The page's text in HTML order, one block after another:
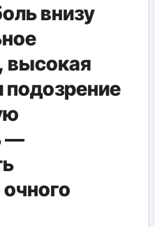
внизу
высокая
подозрение
—